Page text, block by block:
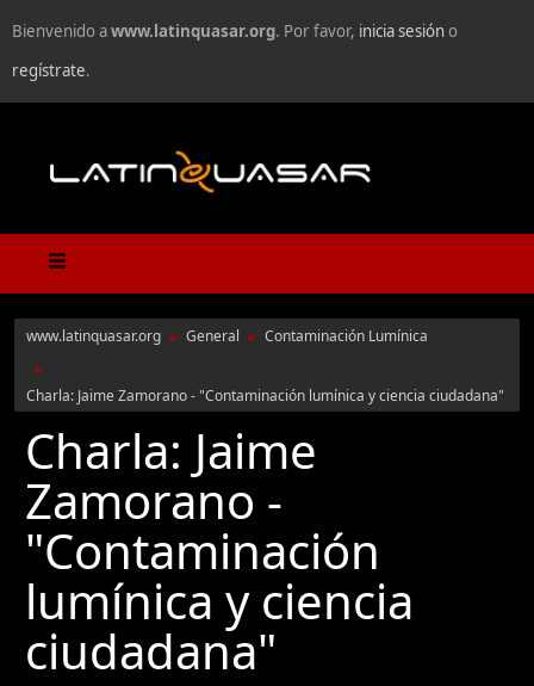
Bienvenido awww.latinquasar.org. Por favor, inicia sesióno
regístrate.
www.latinquasar.org ► General ► Contaminación Lumínica
►
Charla: Jaime Zamorano - "Contaminación lumínica y ciencia ciudadana"
Charla: Jaime
Zamorano -
"Contaminación
lumínica y ciencia
ciudadana"